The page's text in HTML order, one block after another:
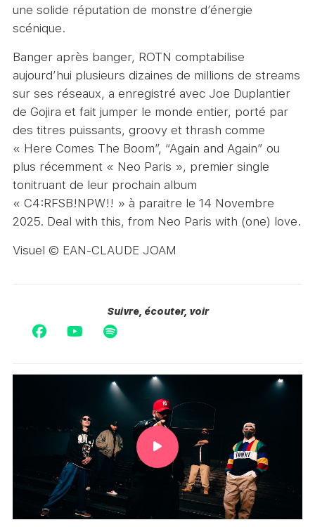
une solide réputation de monstre d’énergie
scénique.
Banger après banger, ROTN comptabilise
aujourd’hui plusieurs dizaines de millions de streams
sur ses réseaux, a enregistré avec Joe Duplantier
de Gojira et fait jumper le monde entier, porté par
des titres puissants, groovy et thrash comme
« Here Comes The Boom”, “Again and Again” ou
plus récemment « Neo Paris », premier single
tonitruant de leur prochain album
« C4:RFSB!NPW!! » à paraitre le 14 Novembre
2025. Deal with this, from Neo Paris with (one) love.
Visuel © EAN-CLAUDE JOAM
Suivre, écouter, voir